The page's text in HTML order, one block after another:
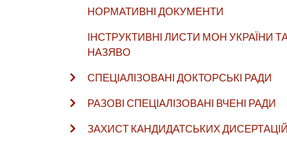
НОРМАТИВНІ ДОКУМЕНТИ
ІНСТРУКТИВНІ ЛИСТИ МОН УКРАЇНИ
НАЗЯВО
СПЕЦІАЛІЗОВАНІ ДОКТОРСЬКІ РАДИ
РАЗОВІ СПЕЦІАЛІЗОВАНІ ВЧЕНІ РАДИ
ЗАХИСТ КАНДИДАТСЬКИХ ДИСЕРТАЦІЙ